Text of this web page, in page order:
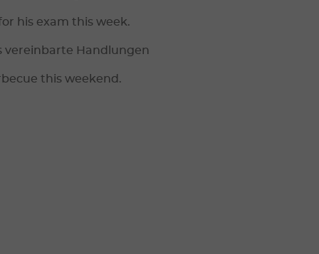
his exam this week.
vereinbarte Handlungen
this weekend.